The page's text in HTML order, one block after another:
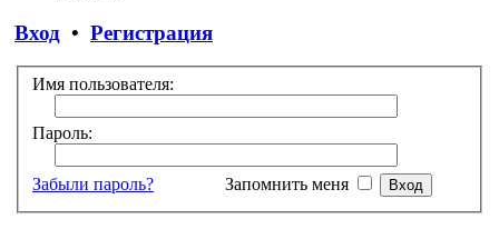
Вход • Регистрация
Имя пользователя:
Пароль:
Забыли пароль? Запомнить меня